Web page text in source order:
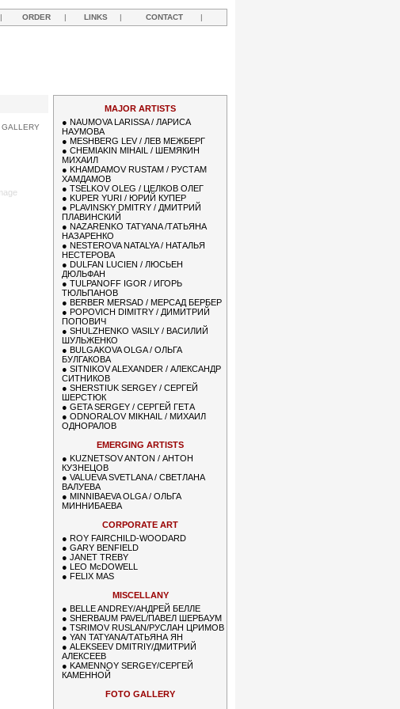
| ORDER | LINKS | CONTACT |
GALLERY
MAJOR ARTISTS
● NAUMOVA LARISSA / ЛАРИСА
НАУМОВА
● MESHBERG LEV / ЛЕВ МЕЖБЕРГ
● CHEMIAKIN MIHAIL / ШЕМЯКИН
МИХАИЛ
● KHAMDAMOV RUSTAM / РУСТАМ
ХАМДАМОВ
● TSELKOV OLEG / ЦЕЛКОВ ОЛЕГ
● KUPER YURI / ЮРИЙ КУПЕР
● PLAVINSKY DMITRY / ДМИТРИЙ
ПЛАВИНСКИЙ
● NAZARENKO TATYANA /ТАТЬЯНА
НАЗАРЕНКО
● NESTEROVA NATALYA / НАТАЛЬЯ
НЕСТЕРОВА
● DULFAN LUCIEN / ЛЮСЬЕН
ДЮЛЬФАН
● TULPANOFF IGOR / ИГОРЬ
ТЮЛЬПАНОВ
● BERBER MERSAD / МЕРСАД БЕРБЕР
● POPOVICH DIMITRY / ДИМИТРИЙ
ПОПОВИЧ
● SHULZHENKO VASILY / ВАСИЛИЙ
ШУЛЬЖЕНКО
● BULGAKOVA OLGA / ОЛЬГА
БУЛГАКОВА
● SITNIKOV ALEXANDER / АЛЕКСАНДР
СИТНИКОВ
● SHERSTIUK SERGEY / СЕРГЕЙ
ШЕРСТЮК
● GETA SERGEY / СЕРГЕЙ ГЕТА
● ODNORALOV MIKHAIL / МИХАИЛ
ОДНОРАЛОВ
EMERGING ARTISTS
● KUZNETSOV ANTON / АНТОН
КУЗНЕЦОВ
● VALUEVA SVETLANA / СВЕТЛАНА
ВАЛУЕВА
● MINNIBAEVA OLGA / ОЛЬГА
МИННИБАЕВА
CORPORATE ART
● ROY FAIRCHILD-WOODARD
● GARY BENFIELD
● JANET TREBY
● LEO McDOWELL
● FELIX MAS
MISCELLANY
● BELLE ANDREY/АНДРЕЙ БЕЛЛЕ
● SHERBAUM PAVEL/ПАВЕЛ ШЕРБАУМ
● TSRIMOV RUSLAN/РУСЛАН ЦРИМОВ
● YAN TATYANA/ТАТЬЯНА ЯН
● ALEKSEEV DMITRIY/ДМИТРИЙ
АЛЕКСЕЕВ
● KAMENNOY SERGEY/СЕРГЕЙ
КАМЕННОЙ
FOTO GALLERY